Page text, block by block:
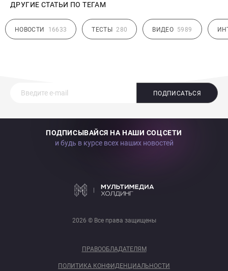
ДРУГИЕ СТАТЬИ ПО ТЕГАМ
НОВОСТИ 16633 ТЕСТЫ 280 ВИДЕО 5989
ПОДПИСАТЬСЯ
ПОДПИСЫВАЙСЯ НА НАШИ СОЦСЕТИ
и будь в курсе всех наших новостей
2026 © Все права защищены
ПРАВООБЛАДАТЕЛЯМ
ПОЛИТИКА КОНФИДЕНЦИАЛЬНОСТИ